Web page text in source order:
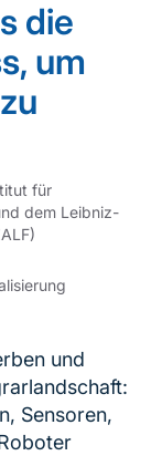
die
um
für
dem Leibniz-
und
Sensoren,